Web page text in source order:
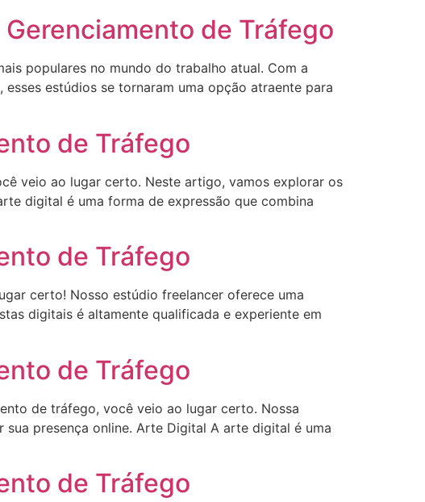
de Tráfego
populares no mundo do trabalho atual. Com a
estúdios se tornaram uma opção atraente para
de Tráfego
veio ao lugar certo. Neste artigo, vamos explorar os
digital é uma forma de expressão que combina
de Tráfego
certo! Nosso estúdio freelancer oferece uma
digitais é altamente qualificada e experiente em
de Tráfego
de tráfego, você veio ao lugar certo. Nossa
presença online. Arte Digital A arte digital é uma
de Tráfego